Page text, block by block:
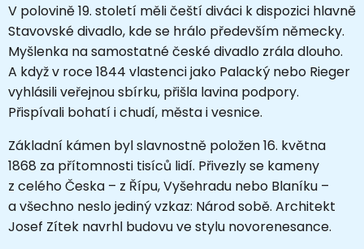
V polovině 19. století měli čeští diváci k dispozici hlavně
Stavovské divadlo, kde se hrálo především německy.
Myšlenka na samostatné české divadlo zrála dlouho.
A když v roce 1844 vlastenci jako Palacký nebo Rieger
vyhlásili veřejnou sbírku, přišla lavina podpory.
Přispívali bohatí i chudí, města i vesnice.
Základní kámen byl slavnostně položen 16. května
1868 za přítomnosti tisíců lidí. Přivezly se kameny
z celého Česka – z Řípu, Vyšehradu nebo Blaníku –
a všechno neslo jediný vzkaz: Národ sobě. Architekt
Josef Zítek navrhl budovu ve stylu novorenesance.